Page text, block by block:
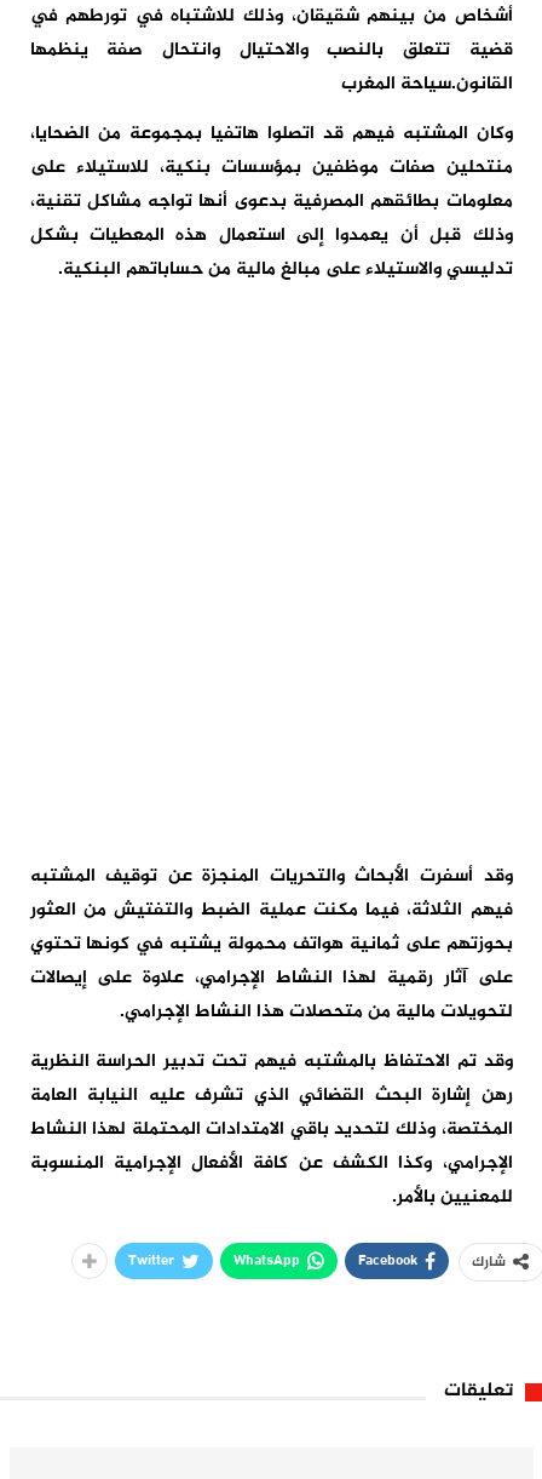
أشخاص من بينهم شقيقان، وذلك للاشتباه في تورطهم في
قضية تتعلق بالنصب والاحتيال وانتحال صفة ينظمها
القانون.سياحة المغرب
وكان المشتبه فيهم قد اتصلوا هاتفيا بمجموعة من الضحايا،
منتحلين صفات موظفين بمؤسسات بنكية، للاستيلاء على
معلومات بطائقهم المصرفية بدعوى أنها تواجه مشاكل تقنية،
وذلك قبل أن يعمدوا إلى استعمال هذه المعطيات بشكل
تدليسي والاستيلاء على مبالغ مالية من حساباتهم البنكية.
وقد أسفرت الأبحاث والتحريات المنجزة عن توقيف المشتبه
فيهم الثلاثة، فيما مكنت عملية الضبط والتفتيش من العثور
بحوزتهم على ثمانية هواتف محمولة يشتبه في كونها تحتوي
على آثار رقمية لهذا النشاط الإجرامي، علاوة على إيصالات
لتحويلات مالية من متحصلات هذا النشاط الإجرامي.
وقد تم الاحتفاظ بالمشتبه فيهم تحت تدبير الحراسة النظرية
رهن إشارة البحث القضائي الذي تشرف عليه النيابة العامة
المختصة، وذلك لتحديد باقي الامتدادات المحتملة لهذا النشاط
الإجرامي، وكذا الكشف عن كافة الأفعال الإجرامية المنسوبة
للمعنيين بالأمر.
شارك Facebook
WhatsApp
Twitter
تعليقات